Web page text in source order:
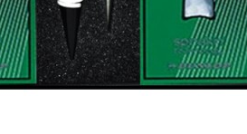
12 보
13 송